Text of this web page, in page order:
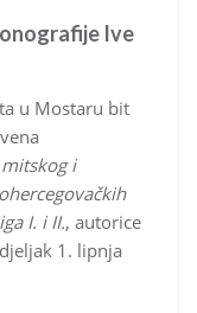
Ive
u Mostaru bit
i
I. i II., autorice
1. lipnja